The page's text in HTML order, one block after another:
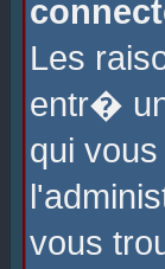
Les
entr�
qui
vous